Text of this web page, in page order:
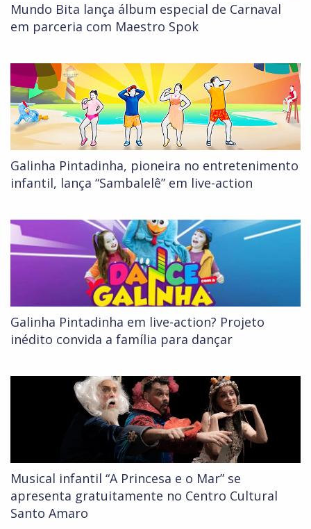
Mundo Bita lança álbum especial de Carnaval
em parceria com Maestro Spok
Galinha Pintadinha, pioneira no entretenimento
infantil, lança “Sambalelê” em live-action
Galinha Pintadinha em live-action? Projeto
inédito convida a família para dançar
Musical infantil “A Princesa e o Mar” se
apresenta gratuitamente no Centro Cultural
Santo Amaro